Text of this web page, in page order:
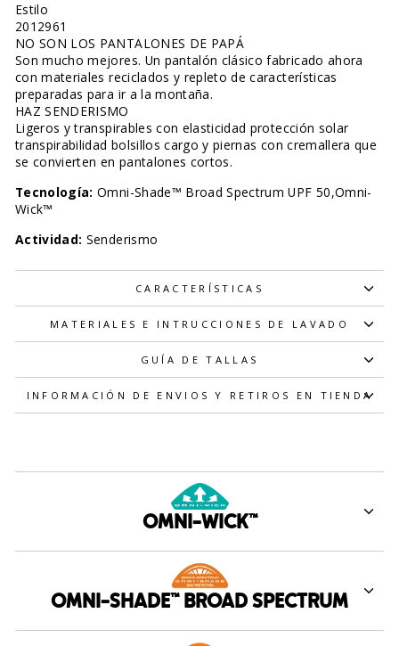
Estilo
2012961
NO SON LOS PANTALONES DE PAPÁ
Son mucho mejores. Un pantalón clásico fabricado ahora
con materiales reciclados y repleto de características
preparadas para ir a la montaña.
HAZ SENDERISMO
Ligeros y transpirables con elasticidad protección solar
transpirabilidad bolsillos cargo y piernas con cremallera que
se convierten en pantalones cortos.
Tecnología:Omni-Shade™ Broad Spectrum UPF 50,Omni-
Wick™
Actividad: Senderismo
CARACTERÍSTICAS
MATERIALES E INTRUCCIONES DE LAVADO
GUÍA DE TALLAS
INFORMACIÓN DE ENVIOS Y RETIROS EN TIENDA
OMNI-WICK™
OMNI-SHADE™ BROAD SPECTRUM